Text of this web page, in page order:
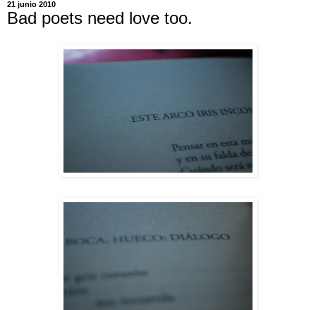
21 junio 2010
Bad poets need love too.